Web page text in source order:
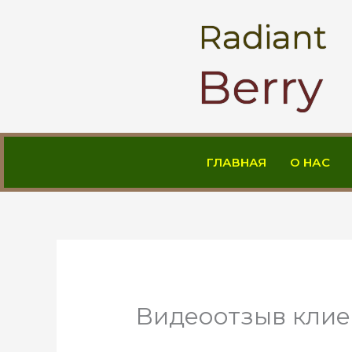
Radiant
Berry
ГЛАВНАЯ О НАС
Видеоотзыв